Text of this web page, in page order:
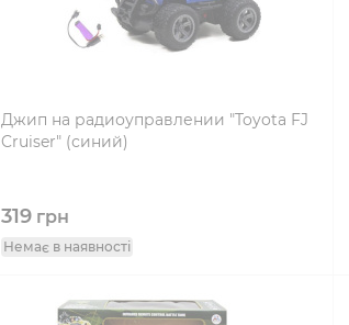
Джип на радиоуправлении "Toyota FJ
Cruiser" (синий)
319грн
Немає в наявності